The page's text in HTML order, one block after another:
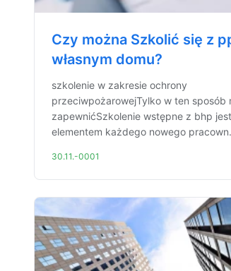
Czy można Szkolić się z
własnym domu?
szkolenie w zakresie ochrony
przeciwpożarowejTylko w ten sposób
zapewnićSzkolenie wstępne z bhp
elementem każdego nowego
30.11.-0001